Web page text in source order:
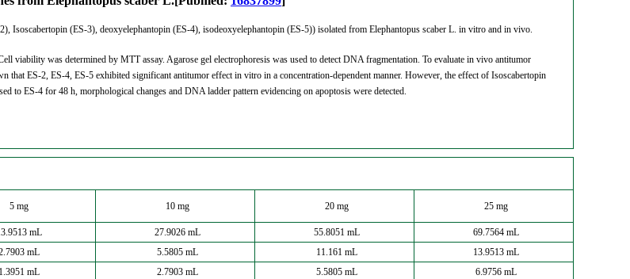
Isoscabertopin (ES-3), deoxyelephantopin (ES-4), isodeoxyelephantopin (ES-5)) isolated from Elephantopus scaber L. in vitro and in vivo.
viability was determined by MTT assay. Agarose gel electrophoresis was used to detect DNA fragmentation. To evaluate in vivo antitumor
that ES-2, ES-4, ES-5 exhibited significant antitumor effect in vitro in a concentration-dependent manner. However, the effect of Isoscabertopin
to ES-4 for 48 h, morphological changes and DNA ladder pattern evidencing on apoptosis were detected.
5 mg 10 mg 20 mg 25 mg
mL 27.9026 mL 55.8051 mL
69.7564 mL
mL 5.5805 mL 11.161 mL
13.9513 mL
1.3951 mL 2.7903 mL 5.5805 mL
6.9756 mL